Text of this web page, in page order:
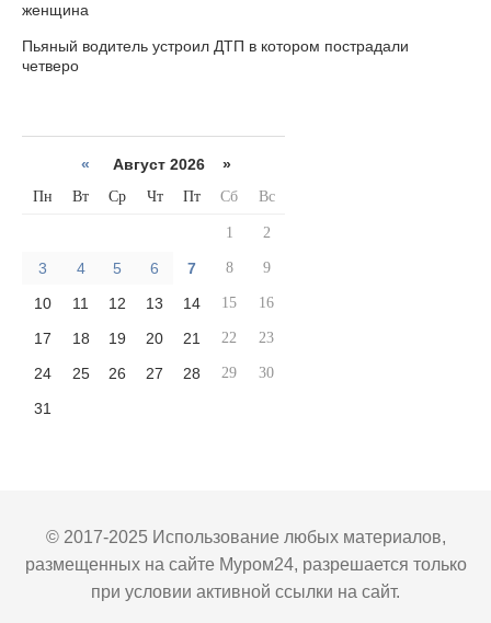
женщина
Пьяный водитель устроил ДТП в котором пострадали
четверо
« Август 2026 »
Пн Вт Ср Чт Пт Сб Вс
1 2
3 4 5 6 7 8 9
10 11 12 13 14 15 16
17 18 19 20 21 22 23
24 25 26 27 28 29 30
31
© 2017-2025 Использование любых материалов,
размещенных на сайте Муром24, разрешается только
при условии активной ссылки на сайт.